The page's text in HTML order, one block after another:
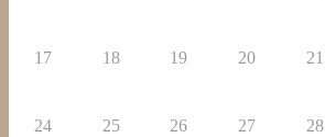
17 18 19 20 21
24 25 26 27 28